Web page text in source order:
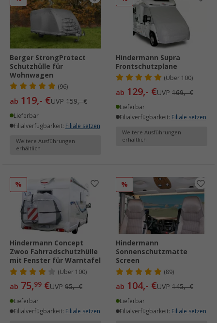
Berger StrongProtect
Schutzhülle für
Wohnwagen
(96)
ab 119,- €UVP 159,- €
Lieferbar
Filialverfügbarkeit: Filiale setzen
Weitere Ausführungen
erhältlich
Hindermann Supra
Frontschutzplane
(Über100)
ab 129,- €UVP 169,- €
Lieferbar
Filialverfügbarkeit: Filiale setzen
Weitere Ausführungen
erhältlich
%
Hindermann Concept
Zwoo Fahrradschutzhülle
mit Fenster für Warntafel
(Über100)
ab 75,99 €UVP 95,- €
Lieferbar
Filialverfügbarkeit: Filiale setzen
%
Hindermann
Sonnenschutzmatte
Screen
(89)
ab 104,- €UVP 145,- €
Lieferbar
Filialverfügbarkeit: Filiale setzen